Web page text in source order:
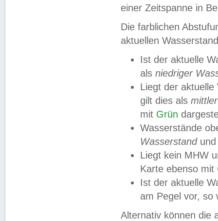
einer Zeitspanne in
Die farblichen
aktuellen
Ist der aktuelle
als niedriger
Liegt der
gilt dies als
mit Grün
Wasserstände
Wasserstandund
Liegt kein MHW
Karte ebenso mit
Ist der aktuelle
am Pegel vor,
Alternativ können die